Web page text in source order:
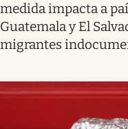
medida impacta a
Guatemala y El
migrantes